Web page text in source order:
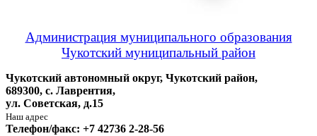
Администрация муниципального образования
Чукотский муниципальный район
Чукотский автономный округ, Чукотский район,
689300, с. Лаврентия,
ул. Советская, д.15
Наш адрес
Телефон/факс: +7 42736 2-28-56